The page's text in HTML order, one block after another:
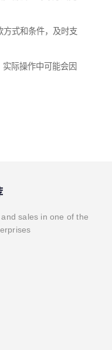
方式和条件，及时支
际操作中可能会因
sales in one of the